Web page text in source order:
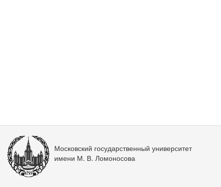
Московский государственный университет
имени М. В. Ломоносова